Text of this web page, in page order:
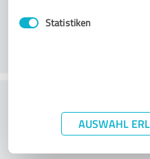
Statistiken
AUSWAHL
What do you